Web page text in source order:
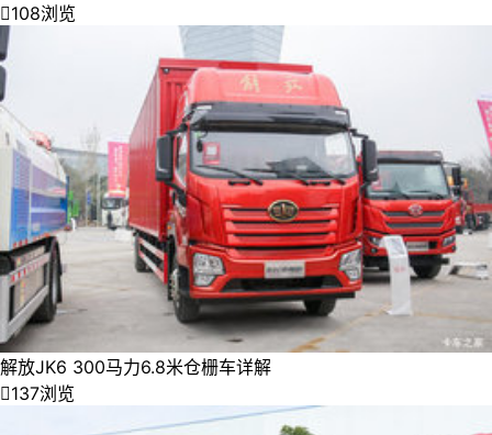
108浏览
解放JK6 300马力6.8米仓栅车详解
137浏览